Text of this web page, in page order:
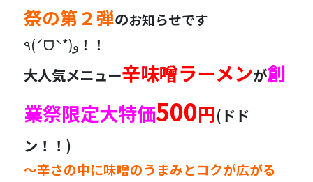
祭の第２弾のお知らせです
٩(ˊᗜˋ*)و ！！
大人気メニュー辛味噌ラーメンが創
業祭限定大特価500円(ドド
ン！！)
～辛さの中に味噌のうまみとコクが広がる